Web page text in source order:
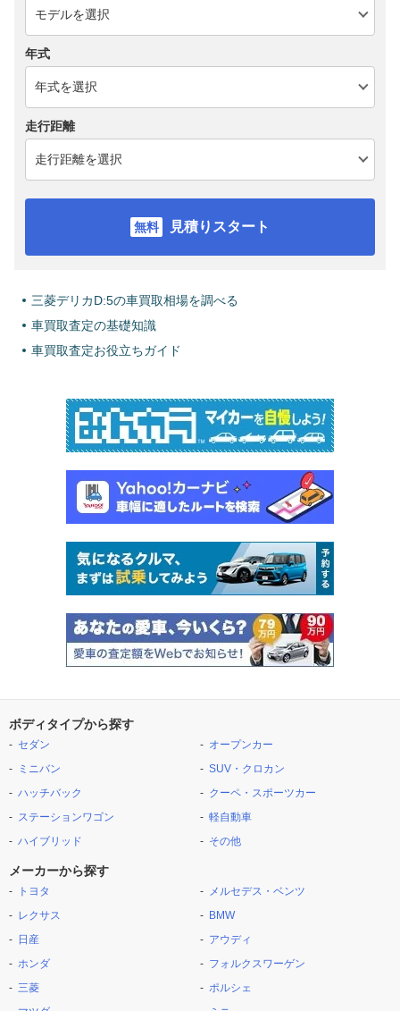
年式
走行距離
見積りスタート
三菱デリカD:5の車買取相場を調べる
車買取査定の基礎知識
車買取査定お役立ちガイド
ボディタイプから探す
セダン
ミニバン
ハッチバック
ステーションワゴン
ハイブリッド
オープンカー
SUV・クロカン
クーペ・スポーツカー
軽自動車
その他
メーカーから探す
トヨタ
レクサス
日産
ホンダ
三菱
メルセデス・ベンツ
BMW
アウディ
フォルクスワーゲン
ポルシェ